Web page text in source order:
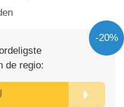
-20%
de regio: